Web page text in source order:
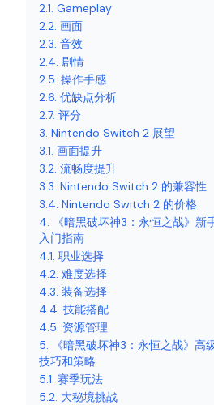
2.1. Gameplay
2.2. 画面
2.3. 音效
2.4. 剧情
2.5. 操作手感
2.6. 优缺点分析
2.7. 评分
3. Nintendo Switch 2 展望
3.1. 画面提升
3.2. 流畅度提升
3.3. Nintendo Switch 2 的兼容性
3.4. Nintendo Switch 2 的价格
4. 《暗黑破坏神3：永恒之战》新
入门指南
4.1. 职业选择
4.2. 难度选择
4.3. 装备选择
4.4. 技能搭配
4.5. 资源管理
5. 《暗黑破坏神3：永恒之战》高
技巧和策略
5.1. 赛季玩法
5.2. 大秘境挑战